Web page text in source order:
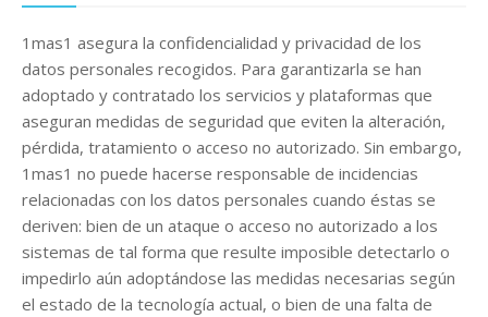
1mas1 asegura la confidencialidad y privacidad de los
datos personales recogidos. Para garantizarla se han
adoptado y contratado los servicios y plataformas que
aseguran medidas de seguridad que eviten la alteración,
pérdida, tratamiento o acceso no autorizado. Sin embargo,
1mas1 no puede hacerse responsable de incidencias
relacionadas con los datos personales cuando éstas se
deriven: bien de un ataque o acceso no autorizado a los
sistemas de tal forma que resulte imposible detectarlo o
impedirlo aún adoptándose las medidas necesarias según
el estado de la tecnología actual, o bien de una falta de